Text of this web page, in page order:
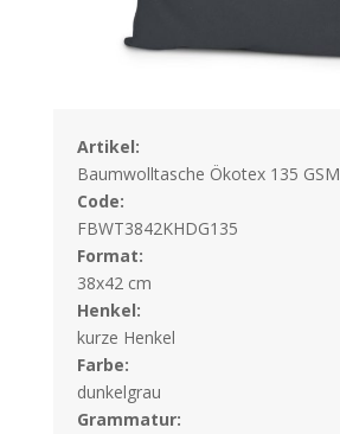
Artikel:
Baumwolltasche Ökotex 135 GSM
Code:
FBWT3842KHDG135
Format:
38x42 cm
Henkel:
kurze Henkel
Farbe:
dunkelgrau
Grammatur: